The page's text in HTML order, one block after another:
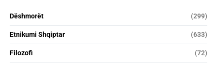
Dëshmorët (299)
Etnikumi Shqiptar (633)
Filozofi (72)